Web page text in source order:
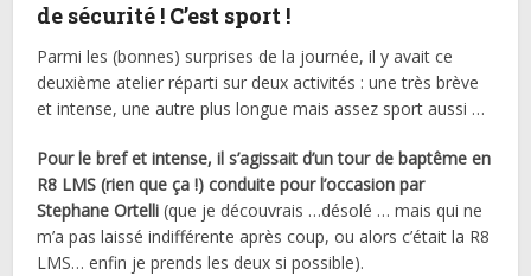
de sécurité ! C’est sport !
Parmi les (bonnes) surprises de la journée, il y avait ce
deuxième atelier réparti sur deux activités : une très brève
et intense, une autre plus longue mais assez sport aussi …
Pour le bref et intense, il s’agissait d’un tour de baptême en
R8 LMS (rien que ça !) conduite pour l’occasion par
Stephane Ortelli(que je découvrais …désolé … mais qui ne
m’a pas laissé indifférente après coup, ou alors c’était la R8
LMS… enfin je prends les deux si possible).